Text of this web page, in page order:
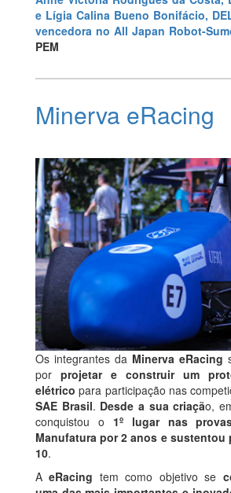
e Lígia Calina Bueno Bonifácio,
vencedora no All Japan Robot-
PEM
Minerva eRacing
Os integrantes da Minerva eRacing
por projetar e construir um
elétrico para participação nas
SAE Brasil. Desde a sua criação,
conquistou o 1º lugar nas
Manufatura por 2 anos e
10.
AeRacing tem como objetivo se